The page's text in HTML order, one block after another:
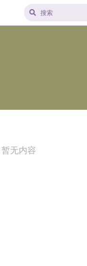
暂无内容